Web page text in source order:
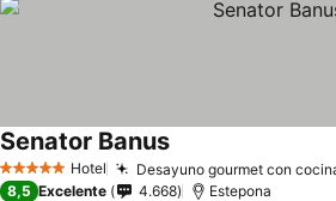
5 Estrellas Hotel Desayuno gourmet con
Senator Banus
8,5 Excelente 4.668 Estepona